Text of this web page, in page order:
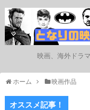
映画、海外ドラ
ホーム 映画作品
オススメ記事！